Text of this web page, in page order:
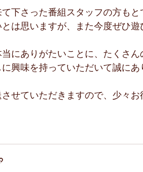
下さった番組スタッフの方もと
とは思いますが、また今度ぜひ
にありがたいことに、たくさん
興味を持っていただいて誠にあ
させていただきますので、少々